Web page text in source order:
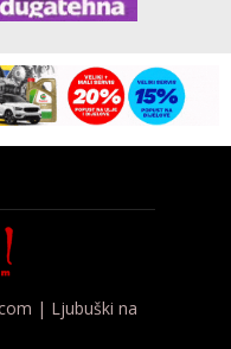
| Ljubuški na